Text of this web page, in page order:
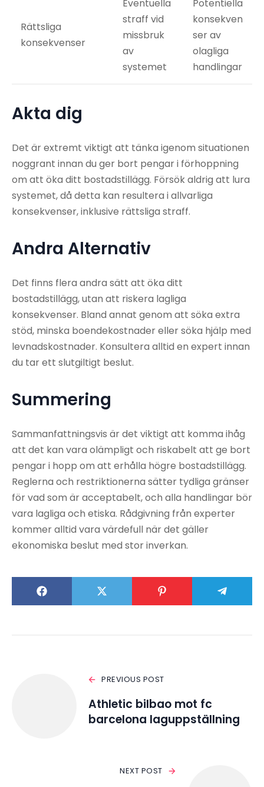
Rättsliga
konsekvenser
Eventuella
straff vid
missbruk
av
systemet
Potentiella
konsekven
ser av
olagliga
handlingar
Akta dig
Det är extremt viktigt att tänka igenom situationen
noggrant innan du ger bort pengar i förhoppning
om att öka ditt bostadstillägg. Försök aldrig att lura
systemet, då detta kan resultera i allvarliga
konsekvenser, inklusive rättsliga straff.
Andra Alternativ
Det finns flera andra sätt att öka ditt
bostadstillägg, utan att riskera lagliga
konsekvenser. Bland annat genom att söka extra
stöd, minska boendekostnader eller söka hjälp med
levnadskostnader. Konsultera alltid en expert innan
du tar ett slutgiltigt beslut.
Summering
Sammanfattningsvis är det viktigt att komma ihåg
att det kan vara olämpligt och riskabelt att ge bort
pengar i hopp om att erhålla högre bostadstillägg.
Reglerna och restriktionerna sätter tydliga gränser
för vad som är acceptabelt, och alla handlingar bör
vara lagliga och etiska. Rådgivning från experter
kommer alltid vara värdefull när det gäller
ekonomiska beslut med stor inverkan.
PREVIOUS POST
Athletic bilbao mot fc
barcelona laguppställning
NEXT POST